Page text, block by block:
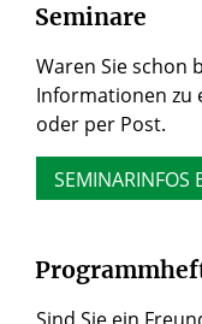
Seminare
Waren Sie schon
Informationen zu
oder per Post.
SEMINARINFOS
Sind Sie ein